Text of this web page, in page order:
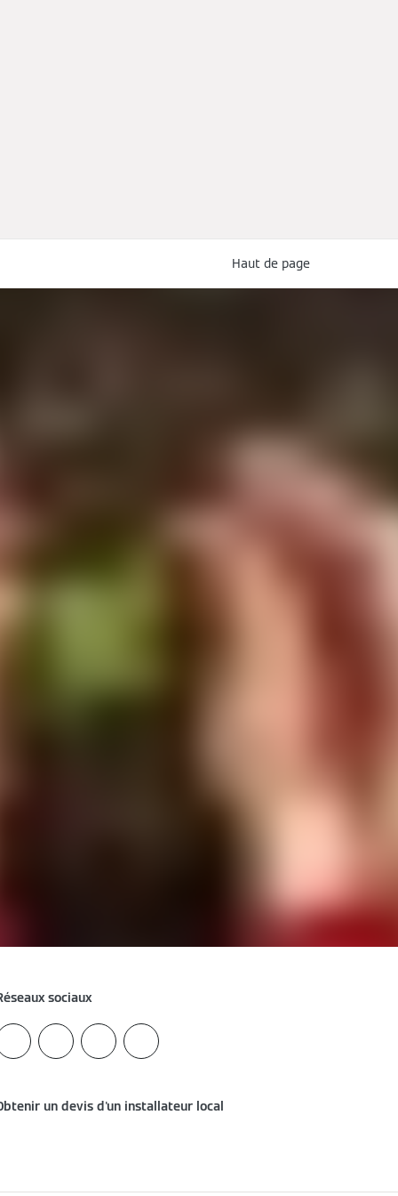
Haut de page
sociaux
un devis d'un installateur local